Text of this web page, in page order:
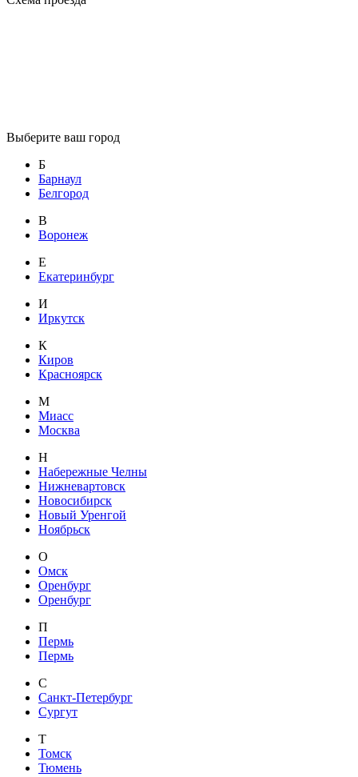
Выберите ваш город
Б
Барнаул
Белгород
В
Воронеж
Е
Екатеринбург
И
Иркутск
К
Киров
Красноярск
М
Миасс
Москва
Н
Набережные Челны
Нижневартовск
Новосибирск
Новый Уренгой
Ноябрьск
О
Омск
Оренбург
Оренбург
П
Пермь
Пермь
С
Санкт-Петербург
Сургут
Т
Томск
Тюмень